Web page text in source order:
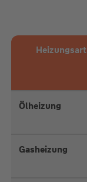
Heizungsart
Ölheizung
Gasheizung